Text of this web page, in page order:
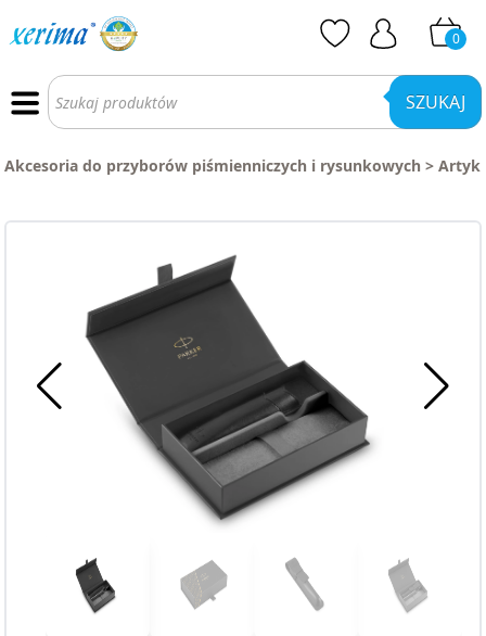
0
Wyszukiwarka
produktów SZUKAJ
Akcesoria do przyborów piśmienniczych i rysunkowych >